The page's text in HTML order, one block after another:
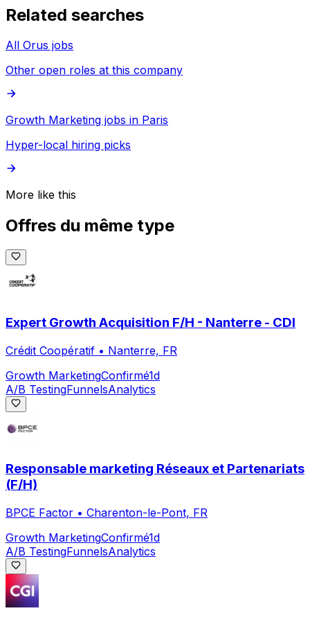
Related searches
All Orus jobs
Other open roles at this company
Growth Marketing jobs in Paris
Hyper-local hiring picks
More like this
Offres du même type
Expert Growth Acquisition F/H - Nanterre - CDI
Crédit Coopératif • Nanterre, FR
Growth MarketingConfirmé1d
A/B TestingFunnelsAnalytics
Responsable marketing Réseaux et Partenariats
(F/H)
BPCE Factor • Charenton-le-Pont, FR
Growth MarketingConfirmé1d
A/B TestingFunnelsAnalytics